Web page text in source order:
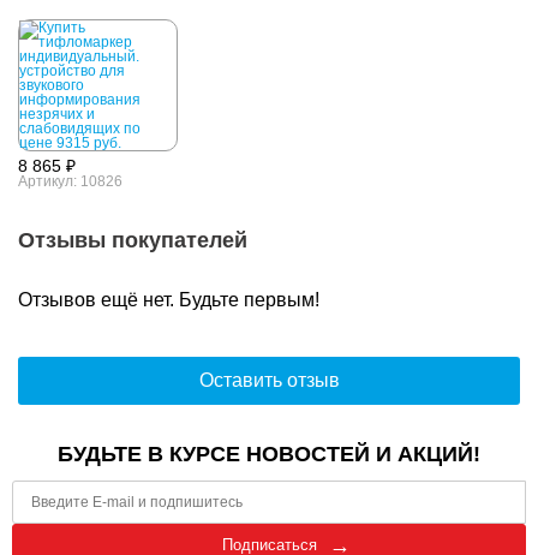
8 865 ₽
Артикул: 10826
Отзывы покупателей
Отзывов ещё нет. Будьте первым!
Оставить отзыв
БУДЬТЕ В КУРСЕ НОВОСТЕЙ И АКЦИЙ!
Подписаться